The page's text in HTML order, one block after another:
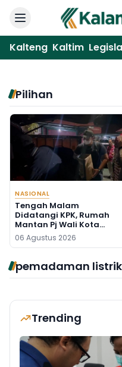
Kalteng Kaltim
Pilihan
NASIONAL
Tengah Malam
Didatangi KPK, Rumah
Mantan Pj Wali Kota
Digeledah, Empat Koper
Dibawa
06 Agustus 2026
pemadaman
Trending